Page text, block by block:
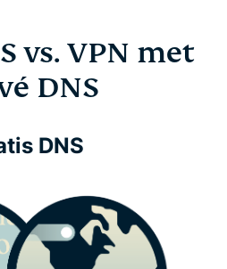
vs. VPN met
DNS
DNS